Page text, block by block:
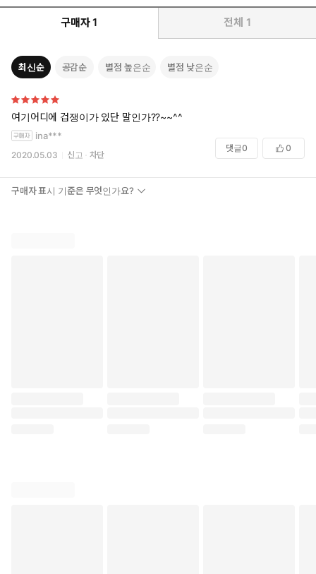
구매자 1 전체 1
최신순 공감순 별점 높은순 별점 낮은순
여기어디에 겁쟁이가 있단 말인가??~~^^
ina***
2020.05.03 신고 차단
댓글0 0
구매자 표시 기준은 무엇인가요?